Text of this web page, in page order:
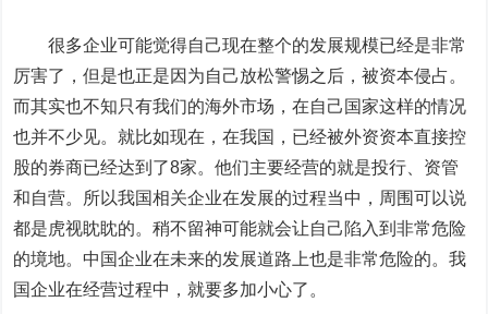
很多企业可能觉得自己现在整个的发展规模已经是非常
厉害了，但是也正是因为自己放松警惕之后，被资本侵占。
而其实也不知只有我们的海外市场，在自己国家这样的情况
也并不少见。就比如现在，在我国，已经被外资资本直接控
股的券商已经达到了8家。他们主要经营的就是投行、资管
和自营。所以我国相关企业在发展的过程当中，周围可以说
都是虎视眈眈的。稍不留神可能就会让自己陷入到非常危险
的境地。中国企业在未来的发展道路上也是非常危险的。我
国企业在经营过程中，就要多加小心了。